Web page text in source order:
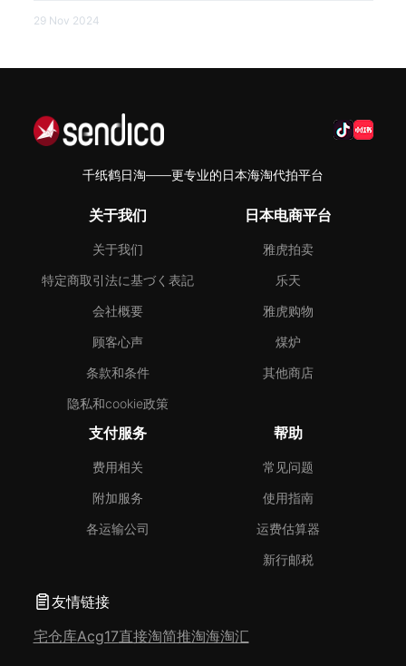
29 Nov 2024
千纸鹤日淘——更专业的日本海淘代拍平台
关于我们
关于我们
特定商取引法に基づく表記
会社概要
顾客心声
条款和条件
隐私和cookie政策
日本电商平台
雅虎拍卖
乐天
雅虎购物
煤炉
其他商店
支付服务
费用相关
附加服务
各运输公司
帮助
常见问题
使用指南
运费估算器
新行邮税
友情链接
宅仓库Acg17直接淘简推淘海淘汇